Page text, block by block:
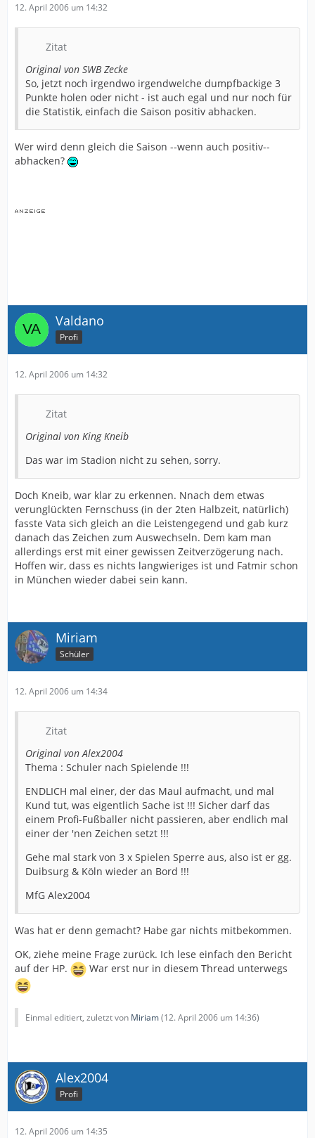
12. April 2006 um 14:32
Zitat
Original von SWB Zecke
So, jetzt noch irgendwo irgendwelche dumpfbackige 3
Punkte holen oder nicht - ist auch egal und nur noch für
die Statistik, einfach die Saison positiv abhacken.
Wer wird denn gleich die Saison --wenn auch positiv--
abhacken?
Valdano
Profi
12. April 2006 um 14:32
Zitat
Original von King Kneib
Das war im Stadion nicht zu sehen, sorry.
Doch Kneib, war klar zu erkennen. Nnach dem etwas
verunglückten Fernschuss (in der 2ten Halbzeit, natürlich)
fasste Vata sich gleich an die Leistengegend und gab kurz
danach das Zeichen zum Auswechseln. Dem kam man
allerdings erst mit einer gewissen Zeitverzögerung nach.
Hoffen wir, dass es nichts langwieriges ist und Fatmir schon
in München wieder dabei sein kann.
Miriam
Schüler
12. April 2006 um 14:34
Zitat
Original von Alex2004
Thema : Schuler nach Spielende !!!
ENDLICH mal einer, der das Maul aufmacht, und mal
Kund tut, was eigentlich Sache ist !!! Sicher darf das
einem Profi-Fußballer nicht passieren, aber endlich mal
einer der 'nen Zeichen setzt !!!
Gehe mal stark von 3 x Spielen Sperre aus, also ist er gg.
Duibsurg & Köln wieder an Bord !!!
MfG Alex2004
Was hat er denn gemacht? Habe gar nichts mitbekommen.
OK, ziehe meine Frage zurück. Ich lese einfach den Bericht
auf der HP.
War erst nur in diesem Thread unterwegs
Einmal editiert, zuletzt von Miriam(12. April 2006 um 14:36)
Alex2004
Profi
12. April 2006 um 14:35